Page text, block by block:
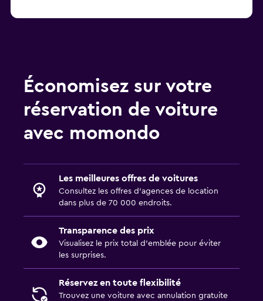
Économisez sur votre
réservation de voiture
avec momondo
Les meilleures offres de voitures
Consultez les offres d’agences de location
dans plus de 70 000 endroits.
Transparence des prix
Visualisez le prix total d’emblée pour éviter
les surprises.
Réservez en toute flexibilité
Trouvez une voiture avec annulation gratuite